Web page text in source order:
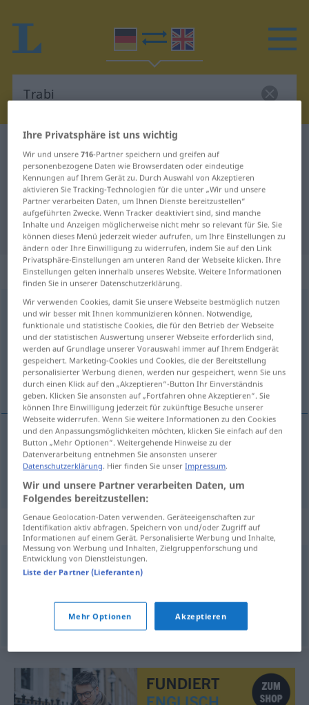
Deutsch-Englisch Übersetzung für
"Trabi"
"Trabi" Englisch Übersetzung
„Trabi“: Maskulinum
Trabi [ˈtrabi]m <Trabi(s);Trabis>(=Trabant)
Übersicht aller Übersetzungen
(Für mehr Details die Übersetzung anklicken/antippen)
Trabbi
Trab(b)i(small GDR-produced car now enjoying a
degree of cult status)
Synonyme für "Trabi"
Trabbi (ugs.),Pappe (ugs.)
© OpenThesaurus.de
Ihre Privatsphäre ist uns wichtig
Wir und unsere716-Partner speichern und greifen auf
personenbezogene Daten wie Browserdaten oder eindeutige
Kennungen auf Ihrem Gerät zu. Durch Auswahl von Akzeptieren
aktivieren Sie Tracking-Technologien für die unter „Wir und unsere
Partner verarbeiten Daten, um Ihnen Dienste bereitzustellen“
aufgeführten Zwecke. Wenn Tracker deaktiviert sind, sind manche
Inhalte und Anzeigen möglicherweise nicht mehr so relevant für Sie. Sie
können dieses Menü jederzeit wieder aufrufen, um Ihre Einstellungen zu
ändern oder Ihre Einwilligung zu widerrufen, indem Sie auf den Link
Privatsphäre-Einstellungen am unteren Rand der Webseite klicken. Ihre
Einstellungen gelten innerhalb unseres Website. Weitere Informationen
finden Sie in unserer Datenschutzerklärung.
Wir verwenden Cookies, damit Sie unsere Webseite bestmöglich nutzen
und wir besser mit Ihnen kommunizieren können. Notwendige,
funktionale und statistische Cookies, die für den Betrieb der Webseite
und der statistischen Auswertung unserer Webseite erforderlich sind,
werden auf Grundlage unserer Vorauswahl immer auf Ihrem Endgerät
gespeichert. Marketing-Cookies und Cookies, die der Bereitstellung
personalisierter Werbung dienen, werden nur gespeichert, wenn Sie uns
durch einen Klick auf den „Akzeptieren“-Button Ihr Einverständnis
geben. Klicken Sie ansonsten auf „Fortfahren ohne Akzeptieren“. Sie
können Ihre Einwilligung jederzeit für zukünftige Besuche unserer
Webseite widerrufen. Wenn Sie weitere Informationen zu den Cookies
und den Anpassungsmöglichkeiten möchten, klicken Sie einfach auf den
Button „Mehr Optionen“. Weitergehende Hinweise zu der
Datenverarbeitung entnehmen Sie ansonsten unserer
Datenschutzerklärung. Hier finden Sie unserImpressum.
Wir und unsere Partner verarbeiten Daten, um
Folgendes bereitzustellen:
Genaue Geolocation-Daten verwenden. Geräteeigenschaften zur
Identifikation aktiv abfragen. Speichern von und/oder Zugriff auf
Informationen auf einem Gerät. Personalisierte Werbung und Inhalte,
Messung von Werbung und Inhalten, Zielgruppenforschung und
Entwicklung von Dienstleistungen.
Liste der Partner (Lieferanten)
Mehr Optionen Akzeptieren